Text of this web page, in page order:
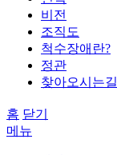
비전
조직도
척수장애란?
정관
찾아오시는길
홈 닫기
메뉴